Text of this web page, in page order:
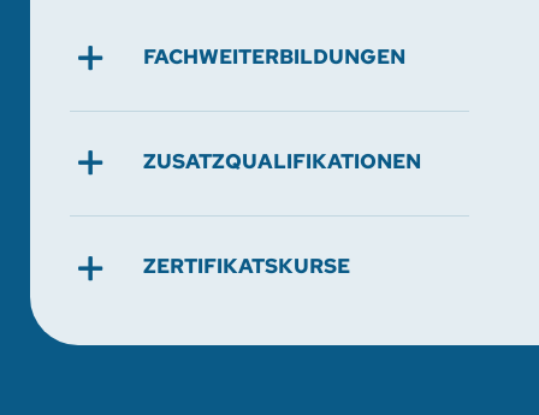
FACHWEITERBILDUNGEN
ZUSATZQUALIFIKATIONEN
ZERTIFIKATSKURSE